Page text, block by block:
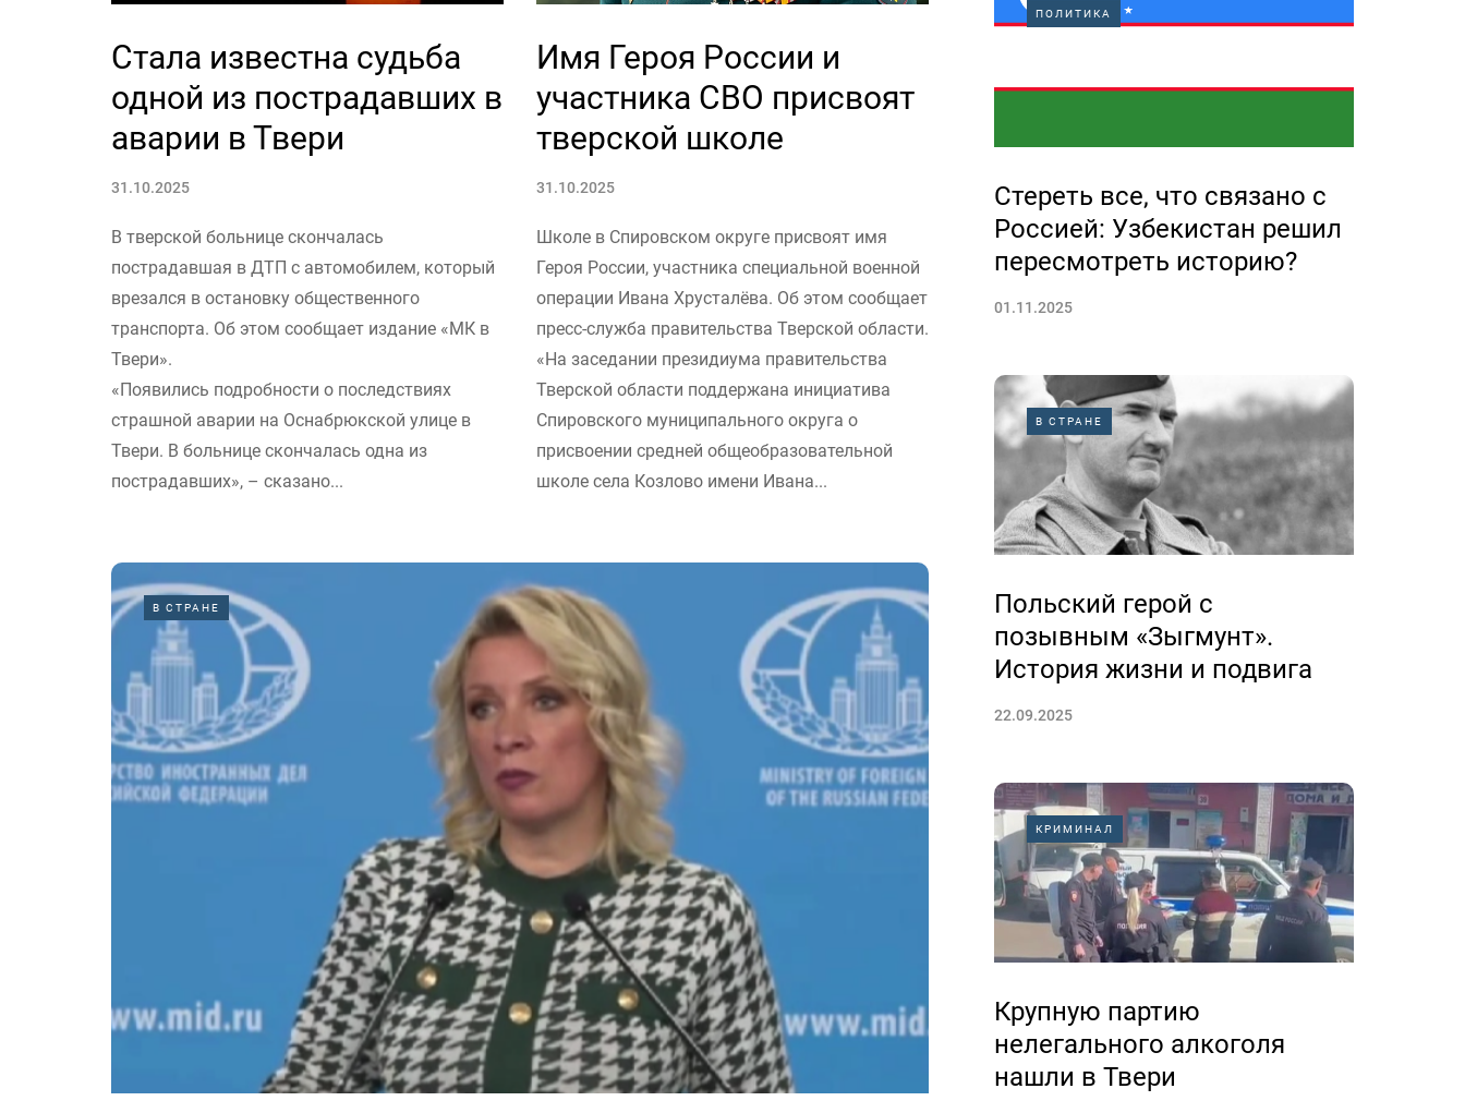
Стала известна судьба
одной из пострадавших в
аварии в Твери
31.10.2025
В тверской больнице скончалась
пострадавшая в ДТП с автомобилем, который
врезался в остановку общественного
транспорта. Об этом сообщает издание «МК в
Твери».
«Появились подробности о последствиях
страшной аварии на Оснабрюкской улице в
Твери. В больнице скончалась одна из
пострадавших», – сказано...
Имя Героя России и
участника СВО присвоят
тверской школе
31.10.2025
Школе в Спировском округе присвоят имя
Героя России, участника специальной военной
операции Ивана Хрусталёва. Об этом сообщает
пресс-служба правительства Тверской области.
«На заседании президиума правительства
Тверской области поддержана инициатива
Спировского муниципального округа о
присвоении средней общеобразовательной
школе села Козлово имени Ивана...
В СТРАНЕ
ПОЛИТИКА
Стереть все, что связано с
Россией: Узбекистан решил
пересмотреть историю?
01.11.2025
В СТРАНЕ
Польский герой с
позывным «Зыгмунт».
История жизни и подвига
22.09.2025
КРИМИНАЛ
Крупную партию
нелегального алкоголя
нашли в Твери